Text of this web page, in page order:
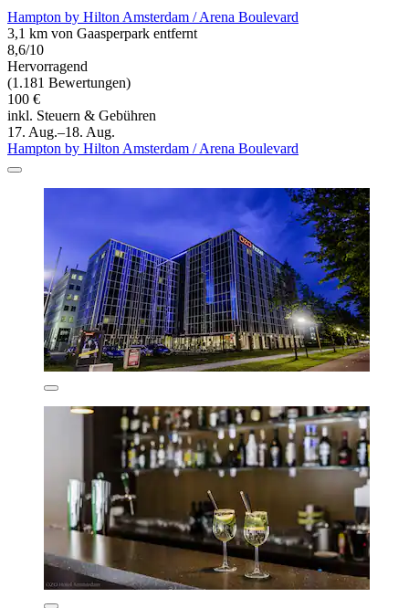
Hampton by Hilton Amsterdam / Arena Boulevard
3,1 km von Gaasperpark entfernt
8,6/10
Hervorragend
(1.181 Bewertungen)
100 €
inkl. Steuern & Gebühren
17. Aug.–18. Aug.
Hampton by Hilton Amsterdam / Arena Boulevard